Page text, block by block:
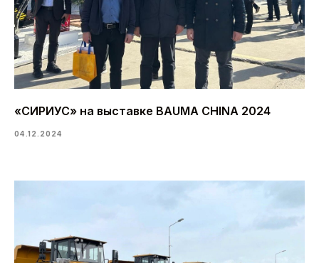
«СИРИУС» на выставке BAUMA CHINA 2024
04.12.2024